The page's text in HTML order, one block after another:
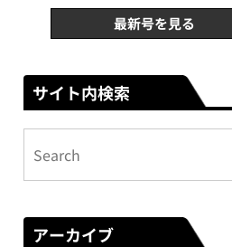
最新号を見る
サイト内検索
アーカイブ